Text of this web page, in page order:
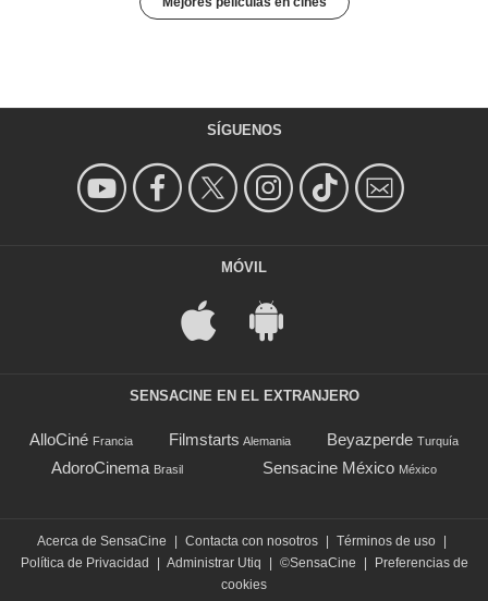
SÍGUENOS
MÓVIL
SENSACINE EN EL EXTRANJERO
AlloCiné Francia Filmstarts Alemania Beyazperde Turquía
AdoroCinema Brasil Sensacine México México
Acerca de SensaCine | Contacta con nosotros | Términos de uso |
Política de Privacidad
| Administrar Utiq | ©SensaCine |
Preferencias de
cookies